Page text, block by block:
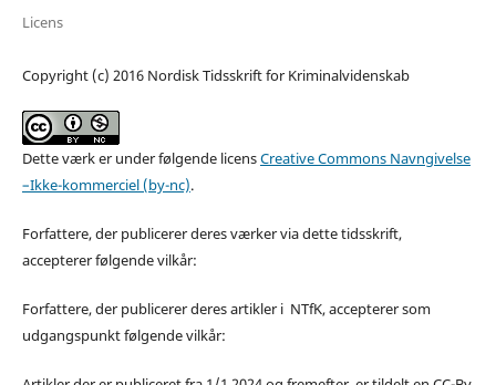
Licens
Copyright (c) 2016 Nordisk Tidsskrift for Kriminalvidenskab
Dette værk er under følgende licensCreative Commons Navngivelse
–Ikke-kommerciel (by-nc).
Forfattere, der publicerer deres værker via dette tidsskrift,
accepterer følgende vilkår:
Forfattere, der publicerer deres artikler i NTfK, accepterer som
udgangspunkt følgende vilkår: